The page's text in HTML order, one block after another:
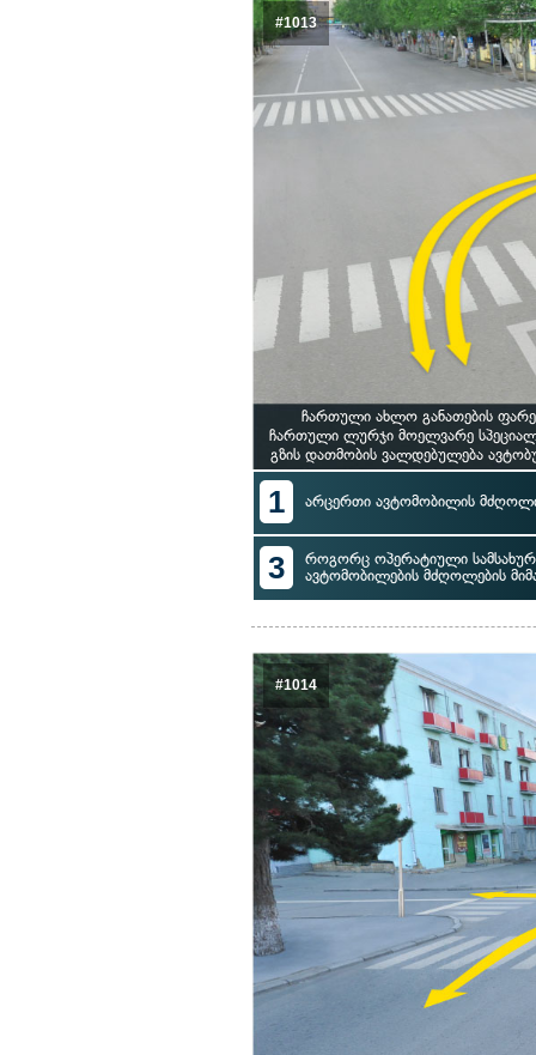
#1013
ჩართული ახლო განათების
ჩართული ლურჯი მოელვარე
გზის დათმობის ვალდებულება
1 არცერთი ავტომობილის
3
როგორც ოპერატიული
ავტომობილების მძღოლების
#1014